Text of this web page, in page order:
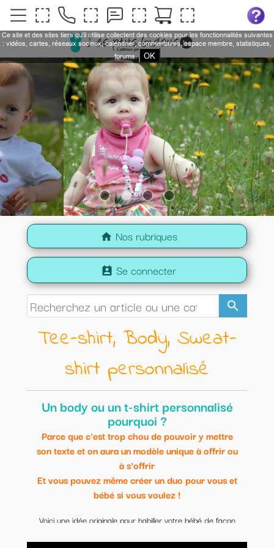
home Nos rubriques
search
perm_contact_calendar Se connecter
Tee-shirt, Body, Sweat-
shirt personnalisé
Un body ou un t-shirt personnalisé
pourquoi ?
Parce que c'est trop chou de pouvoir y mettre
son texte et on aura un modèle unique à offrir ou
à s'offrir
Et vous pouvez même créer un duo pour vous et
bébé si vous voulez !
Voici une idée originale pour habiller votre bébé de façon
Modèles uniques et personnalisables.
Ce site et des sites tiers qu'il utilise collectent des cookies pour les fonctionnalités suivantes
: vidéos, cartes, réseaux sociaux, calendrier, commentaires, espace membre, statistiques,
forums.
OK